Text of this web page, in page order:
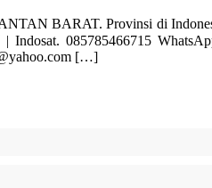
BARAT. Provinsi di
Indosat. 085785466715
[…]